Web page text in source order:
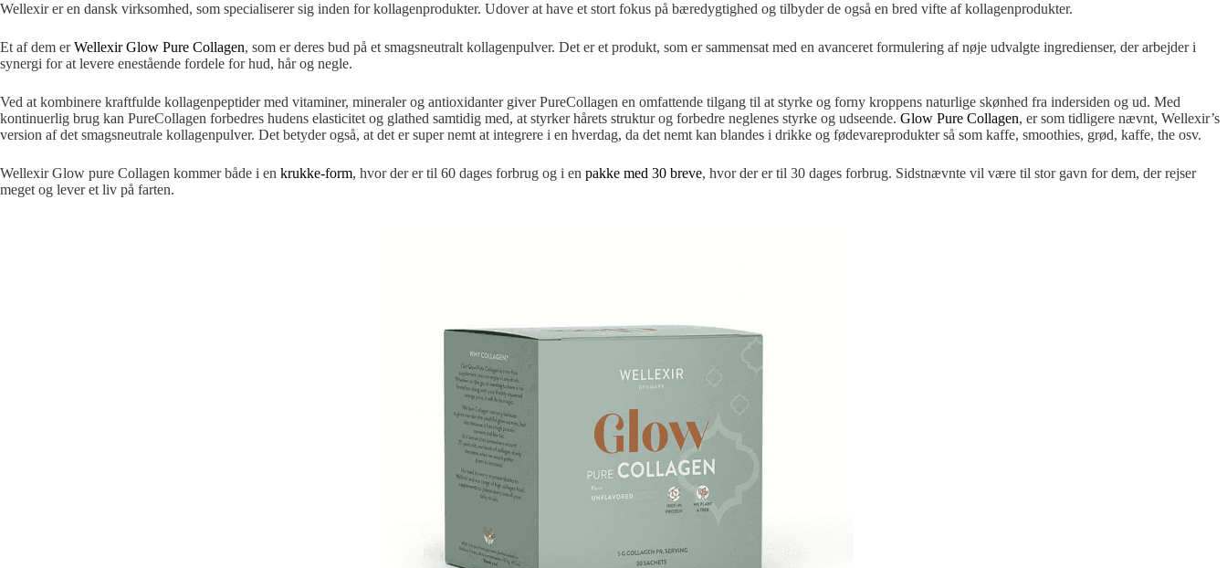
Wellexir er en dansk virksomhed, som specialiserer sig inden for kollagenprodukter. Udover at have et stort fokus på bæredygtighed og tilbyder de også en bred vifte af kollagenprodukter.
Et af dem erWellexir Glow Pure Collagen, som er deres bud på et smagsneutralt kollagenpulver. Det er et produkt, som er sammensat med en avanceret formulering af nøje udvalgte ingredienser, der arbejder i
synergi for at levere enestående fordele for hud, hår og negle.
Ved at kombinere kraftfulde kollagenpeptider med vitaminer, mineraler og antioxidanter giver PureCollagen en omfattende tilgang til at styrke og forny kroppens naturlige skønhed fra indersiden og ud. Med
kontinuerlig brug kan PureCollagen forbedres hudens elasticitet og glathed samtidig med, at styrker hårets struktur og forbedre neglenes styrke og udseende. Glow Pure Collagen, er som tidligere nævnt, Wellexir’s
version af det smagsneutrale kollagenpulver. Det betyder også, at det er super nemt at integrere i en hverdag, da det nemt kan blandes i drikke og fødevareprodukter så som kaffe, smoothies, grød, kaffe, the osv.
Wellexir Glow pure Collagen kommer både i en krukke-form, hvor der er til 60 dages forbrug og i en pakke med 30 breve, hvor der er til 30 dages forbrug. Sidstnævnte vil være til stor gavn for dem, der rejser
meget og lever et liv på farten.